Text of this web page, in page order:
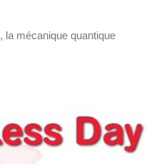
la mécanique quantique